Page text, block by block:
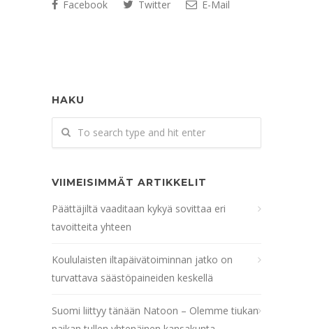
Facebook Twitter E-Mail
HAKU
VIIMEISIMMÄT ARTIKKELIT
Päättäjiltä vaaditaan kykyä sovittaa eri
tavoitteita yhteen
Koululaisten iltapäivätoiminnan jatko on
turvattava säästöpaineiden keskellä
Suomi liittyy tänään Natoon – Olemme tiukan